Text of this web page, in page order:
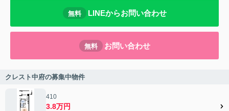
無料 LINEからお問い合わせ
無料 お問い合わせ
クレスト中府の募集中物件
410
3.8万円